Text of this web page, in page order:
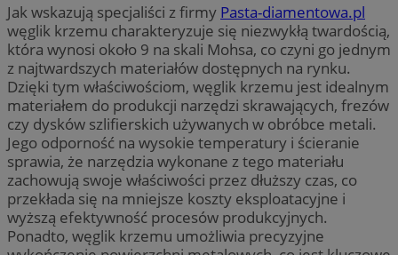
Jak wskazują specjaliści z firmy Pasta-diamentowa.pl
węglik krzemu charakteryzuje się niezwykłą twardością,
która wynosi około 9 na skali Mohsa, co czyni go jednym
z najtwardszych materiałów dostępnych na rynku.
Dzięki tym właściwościom, węglik krzemu jest idealnym
materiałem do produkcji narzędzi skrawających, frezów
czy dysków szlifierskich używanych w obróbce metali.
Jego odporność na wysokie temperatury i ścieranie
sprawia, że narzędzia wykonane z tego materiału
zachowują swoje właściwości przez dłuższy czas, co
przekłada się na mniejsze koszty eksploatacyjne i
wyższą efektywność procesów produkcyjnych.
Ponadto, węglik krzemu umożliwia precyzyjne